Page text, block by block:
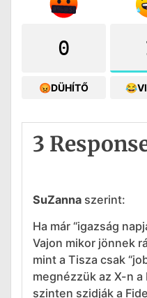
0
😡DÜHÍTŐ
3
SuZanna szerint:
Ha már “igazság
Vajon mikor jönnek
mint a Tisza csak
megnézzük az X-n
szinten szidják a